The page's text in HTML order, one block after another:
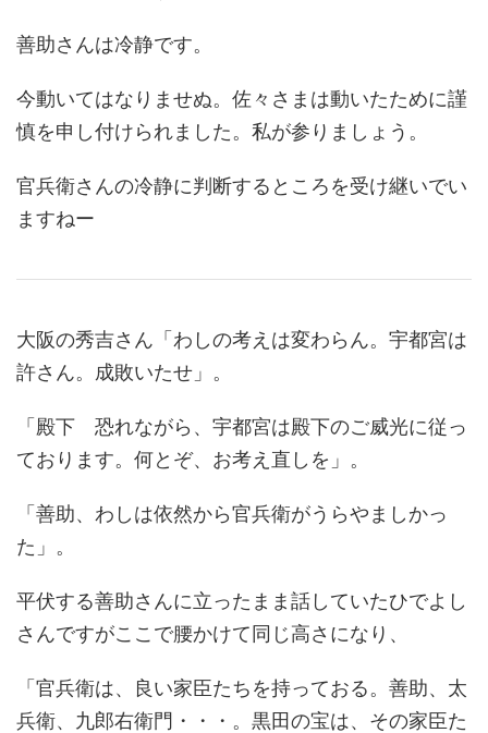
善助さんは冷静です。
今動いてはなりませぬ。佐々さまは動いたために謹
慎を申し付けられました。私が参りましょう。
官兵衛さんの冷静に判断するところを受け継いでい
ますねー
大阪の秀吉さん「わしの考えは変わらん。宇都宮は
許さん。成敗いたせ」。
「殿下 恐れながら、宇都宮は殿下のご威光に従っ
ております。何とぞ、お考え直しを」。
「善助、わしは依然から官兵衛がうらやましかっ
た」。
平伏する善助さんに立ったまま話していたひでよし
さんですがここで腰かけて同じ高さになり、
「官兵衛は、良い家臣たちを持っておる。善助、太
兵衛、九郎右衛門・・・。黒田の宝は、その家臣た